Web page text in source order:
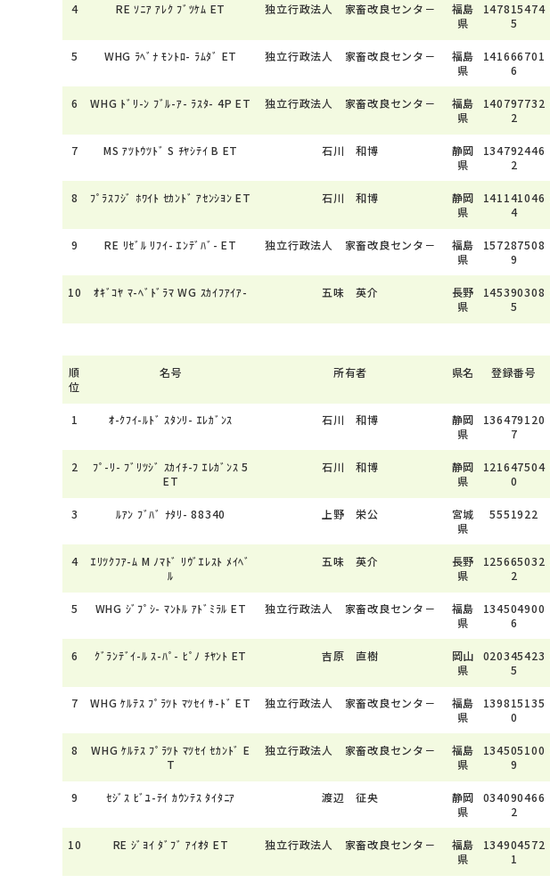
4 RE ｿﾆｱ ｱﾚｸ ﾌﾞﾂｹﾑ ET 独立行政法人 家畜改良センタ－
福島
県
147815474
5
5 WHG ﾗﾍﾞﾅ ﾓﾝﾄﾛ- ﾗﾑﾀﾞ ET 独立行政法人 家畜改良センタ－
福島
県
141666701
6
6 WHG ﾄﾞﾘ-ﾝ ﾌﾞﾙ-ｱ- ﾗｽﾀ- 4P ET 独立行政法人 家畜改良センタ－
福島
県
140797732
2
7 MS ｱﾂﾄｳﾂﾄﾞ S ﾁﾔｼﾃｲ B ET 石川 和博
静岡
県
134792446
2
8 ﾌﾟﾗｽﾌｼﾞ ﾎﾜｲﾄ ｾｶﾝﾄﾞ ｱｾﾝｼﾖﾝ ET 石川 和博
静岡
県
141141046
4
9 RE ﾘｾﾞﾙ ﾘﾌｲ- ｴﾝﾃﾞﾊﾞ- ET 独立行政法人 家畜改良センタ－
福島
県
157287508
9
10 ｵｷﾞｺﾔ ﾏ-ﾍﾞﾄﾞﾗﾏ WG ｽｶｲﾌｱｲｱ- 五味 英介
長野
県
145390308
5
順
位
名号 所有者 県名 登録番号
1 ｵ-ｸﾌｲ-ﾙﾄﾞ ｽﾀﾝﾘ- ｴﾚｶﾞﾝｽ 石川 和博
静岡
県
136479120
7
2
ﾌﾟ-ﾘ- ﾌﾞﾘﾂｼﾞ ｽｶｲﾁ-ﾌ ｴﾚｶﾞﾝｽ 5
ET
石川 和博
静岡
県
121647504
0
3 ﾙｱﾝ ﾌﾞﾊﾞ ﾅﾀﾘ- 88340 上野 栄公
宮城
県
5551922
4
ｴﾘﾂｸﾌｱ-ﾑ M ﾉﾏﾄﾞ ﾘｳﾞｴﾚｽﾄ ﾒｲﾍﾞ
ﾙ
五味 英介
長野
県
125665032
2
5 WHG ｼﾞﾌﾟｼ- ﾏﾝﾄﾙ ｱﾄﾞﾐﾗﾙ ET 独立行政法人 家畜改良センタ－
福島
県
134504900
6
6 ｸﾞﾗﾝﾃﾞｲ-ﾙ ｽ-ﾊﾟ- ﾋﾟﾉ ﾁﾔﾝﾄ ET 吉原 直樹
岡山
県
020345423
5
7 WHG ｹﾙﾃｽ ﾌﾟﾗﾂﾄ ﾏﾂｾｲ ｻ-ﾄﾞ ET 独立行政法人 家畜改良センタ－
福島
県
139815135
0
8
WHG ｹﾙﾃｽ ﾌﾟﾗﾂﾄ ﾏﾂｾｲ ｾｶﾝﾄﾞ E
T
独立行政法人 家畜改良センタ－
福島
県
134505100
9
9 ｾｼﾞｽ ﾋﾞﾕ-ﾃｲ ｶｳﾝﾃｽ ﾀｲﾀﾆｱ 渡辺 征央
静岡
県
034090466
2
10 RE ｼﾞﾖｲ ﾀﾞﾌﾞ ｱｲｵﾀ ET 独立行政法人 家畜改良センタ－
福島
県
134904572
1